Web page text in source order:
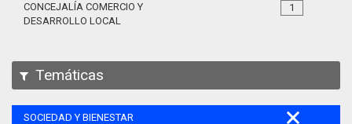
1
CONCEJALÍA COMERCIO Y
DESARROLLO LOCAL
Temáticas
SOCIEDAD Y BIENESTAR